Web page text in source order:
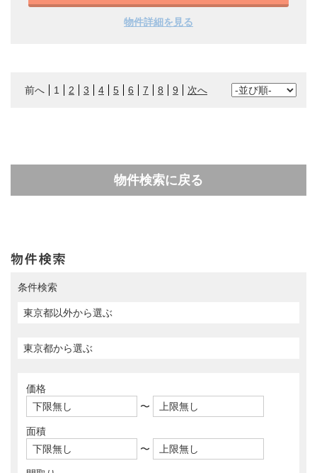
物件詳細を見る
前へ 1 2 3 4 5 6 7 8 9 次へ
物件検索に戻る
条件検索
価格
〜
面積
〜